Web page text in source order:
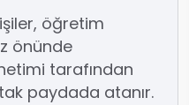
öğretim
önünde
tarafından
paydada atanır.